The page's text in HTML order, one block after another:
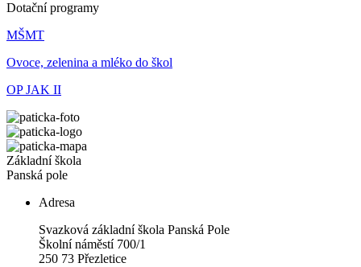
Dotační programy
MŠMT
Ovoce, zelenina a mléko do škol
OP JAK II
Základní škola
Panská pole
Adresa
Svazková základní škola Panská Pole
Školní náměstí 700/1
250 73 Přezletice